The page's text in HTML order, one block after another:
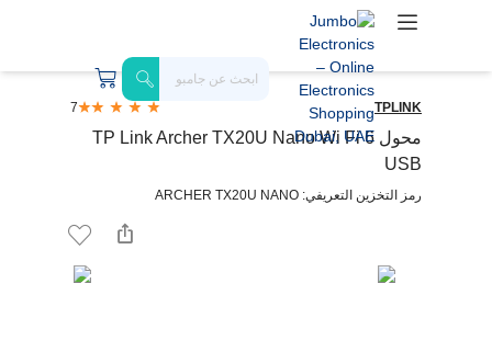
TPLINK
7
محول TP Link Archer TX20U Nano Wi Fi 6
USB
رمز التخزين التعريفي: ARCHER TX20U NANO